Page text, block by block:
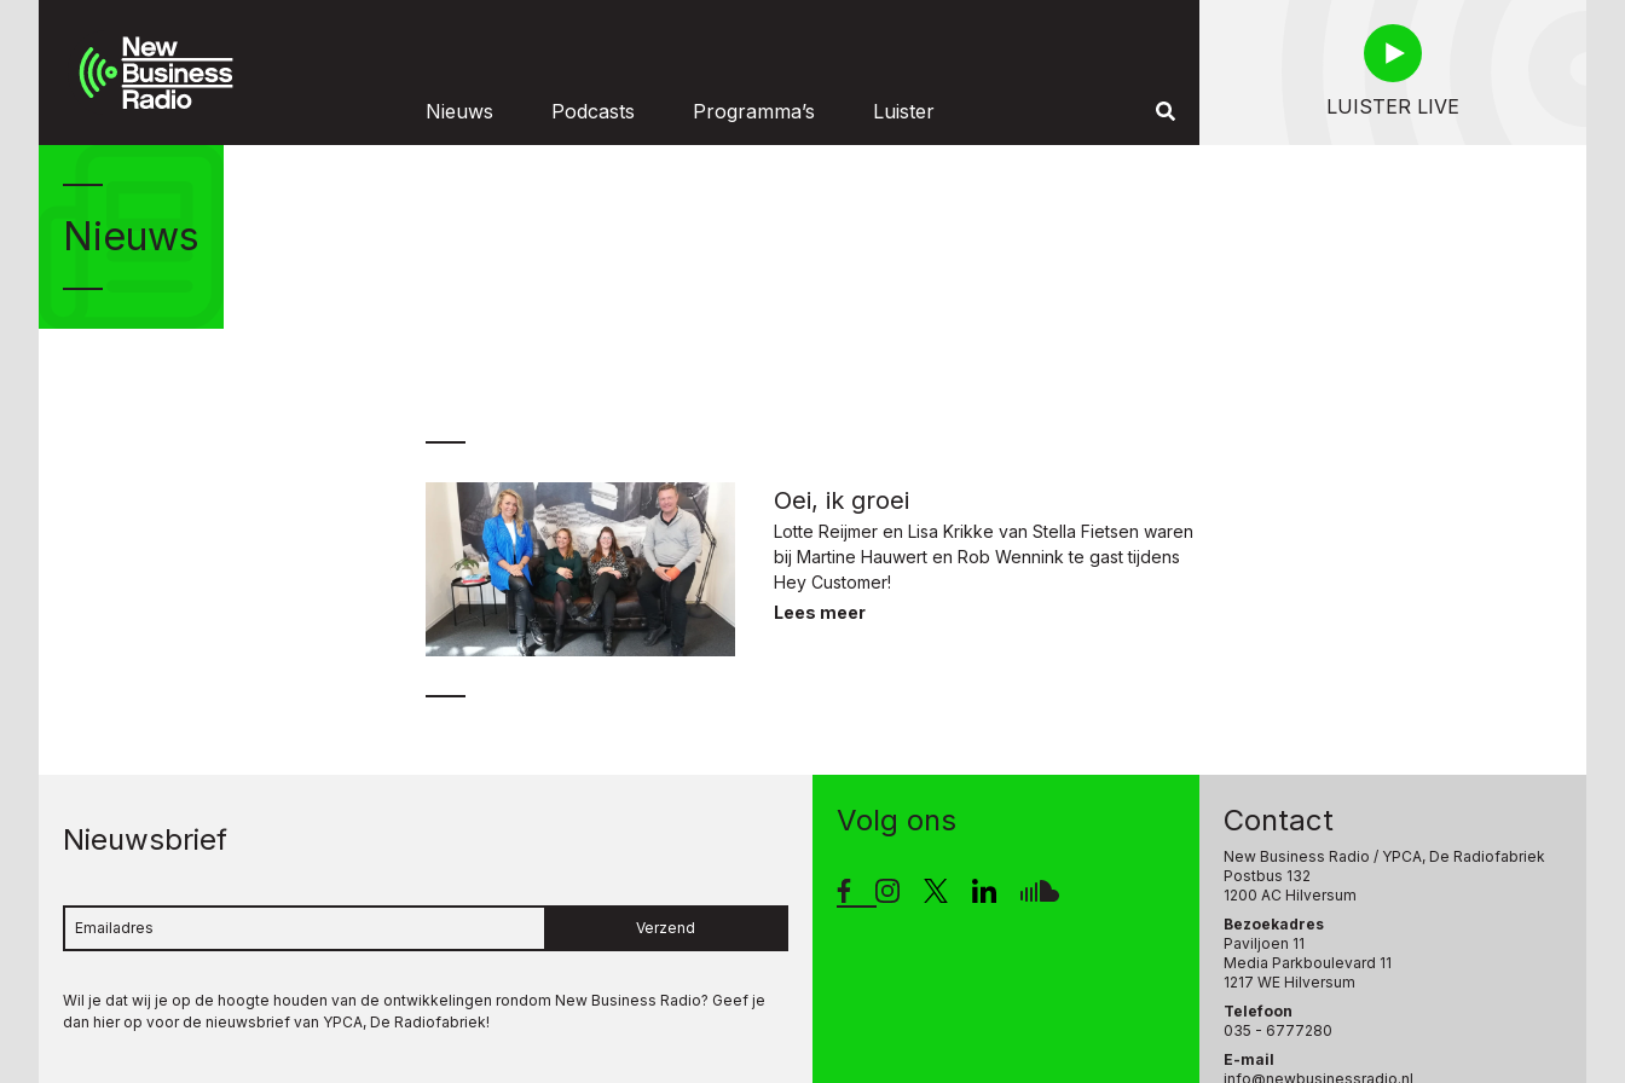
Nieuws Podcasts Programma’s Luister LUISTER LIVE
Nieuws
Oei, ik groei
Lotte Reijmer en Lisa Krikke van Stella Fietsen waren
bij Martine Hauwert en Rob Wennink te gast tijdens
Hey Customer!
Lees meer
Nieuwsbrief
Verzend
Wil je dat wij je op de hoogte houden van de ontwikkelingen rondom New Business Radio? Geef je
dan hier op voor de nieuwsbrief van YPCA, De Radiofabriek!
Volg ons Contact
New Business Radio / YPCA, De Radiofabriek
Postbus 132
1200 AC Hilversum
Bezoekadres
Paviljoen 11
Media Parkboulevard 11
1217 WE Hilversum
Telefoon
035 - 6777280
E-mail
info@newbusinessradio.nl